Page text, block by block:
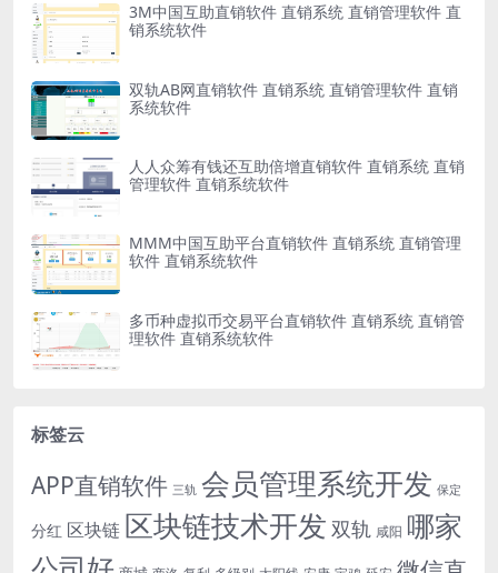
3M中国互助直销软件 直销系统 直销管理软件 直
销系统软件
双轨AB网直销软件 直销系统 直销管理软件 直销
系统软件
人人众筹有钱还互助倍增直销软件 直销系统 直销
管理软件 直销系统软件
MMM中国互助平台直销软件 直销系统 直销管理
软件 直销系统软件
多币种虚拟币交易平台直销软件 直销系统 直销管
理软件 直销系统软件
标签云
APP直销软件 三轨 会员管理系统开发 保定
分红 区块链 区块链技术开发 双轨 咸阳 哪家